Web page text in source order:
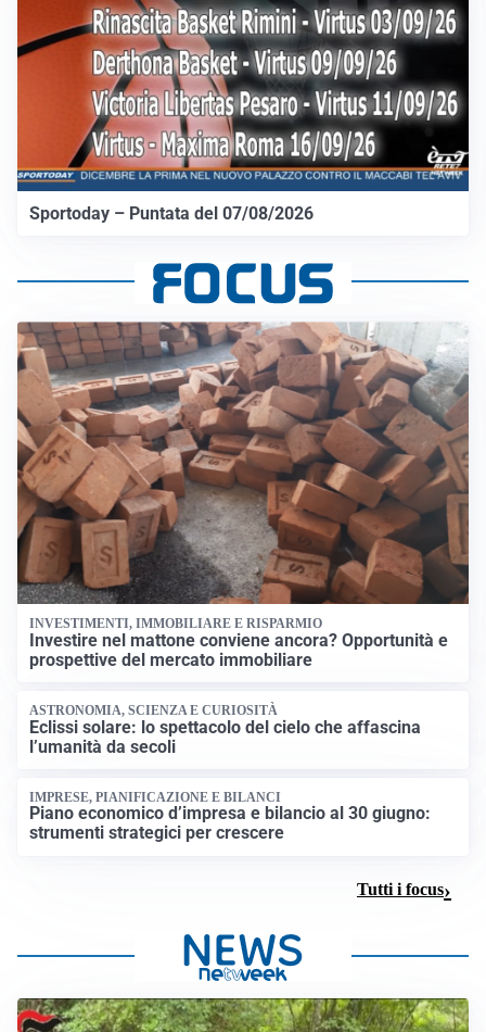
Sportoday – Puntata del 07/08/2026
INVESTIMENTI, IMMOBILIARE E RISPARMIO
Investire nel mattone conviene ancora? Opportunità e
prospettive del mercato immobiliare
ASTRONOMIA, SCIENZA E CURIOSITÀ
Eclissi solare: lo spettacolo del cielo che affascina
l’umanità da secoli
IMPRESE, PIANIFICAZIONE E BILANCI
Piano economico d’impresa e bilancio al 30 giugno:
strumenti strategici per crescere
Tutti i focus